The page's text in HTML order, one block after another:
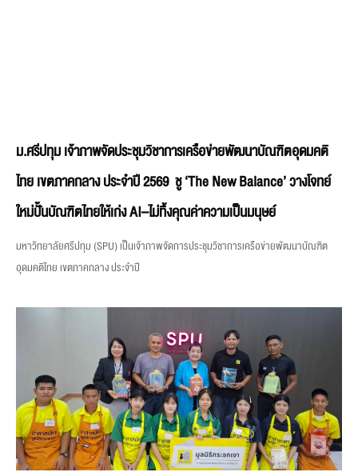
ม.ศรีปทุม เจ้าภาพจัดประชุมวิชาการเครือข่ายพัฒนาบัณฑิตอุดมคติ
ไทย เขตภาคกลาง ประจำปี 2569 ชู ‘The New Balance’ วางโจทย์
ใหม่ปั้นบัณฑิตไทยให้เก่ง AI–ไม่ทิ้งคุณค่าความเป็นมนุษย์
มหาวิทยาลัยศรีปทุม (SPU) เป็นเจ้าภาพจัดการประชุมวิชาการเครือข่ายพัฒนาบัณฑิต
อุดมคติไทย เขตภาคกลาง ประจำปี